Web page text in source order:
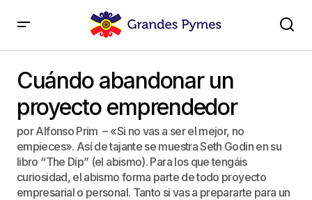
Cuándo abandonar un
proyecto emprendedor
por Alfonso Prim – «Si no vas a ser el mejor, no
empieces». Así de tajante se muestra Seth Godin en su
libro “The Dip” (el abismo). Para los que tengáis
curiosidad, el abismo forma parte de todo proyecto
empresarial o personal. Tanto si vas a prepararte para un